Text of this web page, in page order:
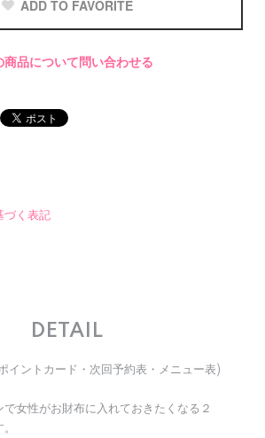
ADD TO FAVORITE
商品について問い合わせる
づく表記
DETAIL
イントカード・次回予約表・メニュー表)
女性がお財布に入れておきたくなる２